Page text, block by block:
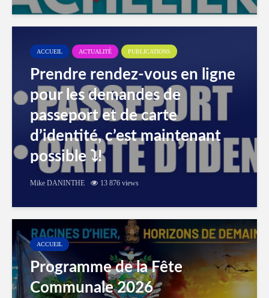
ACCUEIL ACTUALITÉ PUBLICATIONS
Prendre rendez-vous en ligne
pour les demandes de
passeport et de carte
d’identité, c’est maintenant
possible ⤵️!
Mike DANINTHE 13 876 views
ACCUEIL
Programme de la Fête
Communale 2026